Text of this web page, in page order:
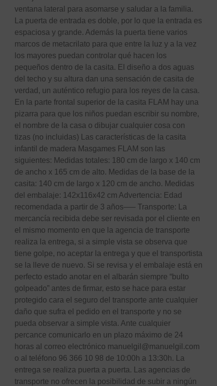
ventana lateral para asomarse y saludar a la familia.
La puerta de entrada es doble, por lo que la entrada es
espaciosa y grande. Además la puerta tiene varios
marcos de metacrilato para que entre la luz y a la vez
los mayores puedan controlar qué hacen los
pequeños dentro de la casita. El diseño a dos aguas
del techo y su altura dan una sensación de casita de
verdad, un auténtico refugio para los reyes de la casa.
En la parte frontal superior de la casita FLAM hay una
pizarra para que los niños puedan escribir su nombre,
el nombre de la casa o dibujar cualquier cosa con
tizas (no incluidas) Las características de la casita
infantil de madera Masgames FLAM son las
siguientes: Medidas totales: 180 cm de largo x 140 cm
de ancho x 165 cm de alto. Medidas de la base de la
casita: 140 cm de largo x 120 cm de ancho. Medidas
del embalaje: 142x116x42 cm Advertencia: Edad
recomendada a partir de 3 años—– Transporte: La
mercancía recibida debe ser revisada por el cliente en
el mismo momento en que la agencia de transporte
realiza la entrega, si a simple vista se observa que
tiene golpe, no aceptar la entrega y que el transportista
se la lleve de nuevo. Si se revisa y el embalaje está en
perfecto estado anotar en el albarán siempre “bulto
golpeado” antes de firmar, esto se hace para estar
protegido cara el seguro del transporte ante cualquier
daño que sufra el pedido en el transporte y no se
pueda observar a simple vista. Ante cualquier
percance comunicarlo en un plazo máximo de 24
horas al correo electrónico manuelgil@manuelgil.com
o al teléfono 96 366 10 98 de 10:00h a 13:30h. La
entrega se realiza puerta a puerta. Las agencias de
transporte no ofrecen la posibilidad de subir a ningún